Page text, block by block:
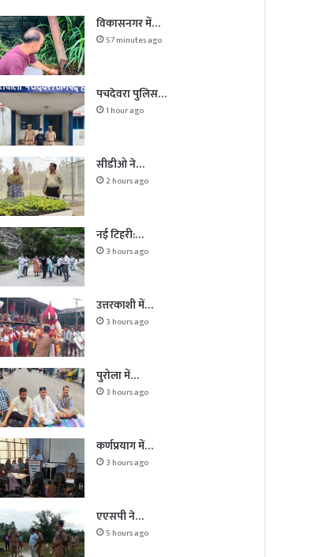
विकासनगर में…
57 minutes ago
पचदेवरा पुलिस…
1 hour ago
सीडीओ ने…
2 hours ago
नई टिहरी:…
3 hours ago
उत्तरकाशी में…
3 hours ago
पुरोला में…
3 hours ago
कर्णप्रयाग में…
3 hours ago
एएसपी ने…
5 hours ago